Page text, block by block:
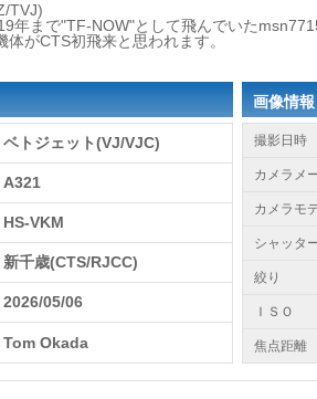
TVJ)
年まで"TF-NOW"として飛んでいた
体がCTS初飛来と思われます。
ベトジェット(VJ/VJC)
A321
HS-VKM
新千歳(CTS/RJCC)
2026/05/06
Tom Okada
画像情報
撮影日時
カメラメ
カメラモ
シャッタ
絞り
ＩＳＯ
焦点距離